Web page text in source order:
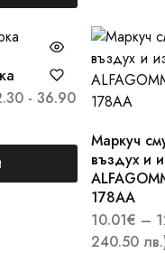
- 36.90
Маркуч
въздух и
178AA
10.01€ –
240.50